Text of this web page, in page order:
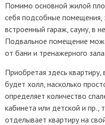
Помимо основной жилой
себя подсобные помещения,
встроенный гараж, сауну, в
Подвальное помещение
от бани и тренажерного
Приобретая здесь
будет холл, насколько
определяет количество
кабинета или детской и пр.,
отделывает квартиру на